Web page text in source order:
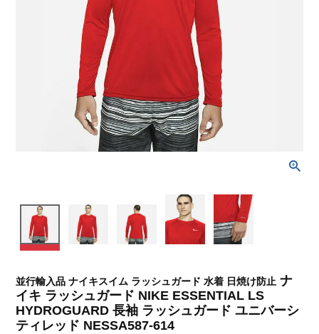
並行輸入品 ナイキスイム ラッシュガード 水着 日焼け防止 ナ
イキ ラッシュガード NIKE ESSENTIAL LS
HYDROGUARD 長袖 ラッシュガード ユニバーシ
ティレッド NESSA587-614